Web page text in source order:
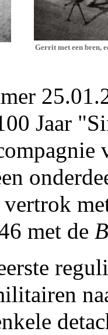
Gerrit met een bren,
Jaar
met de